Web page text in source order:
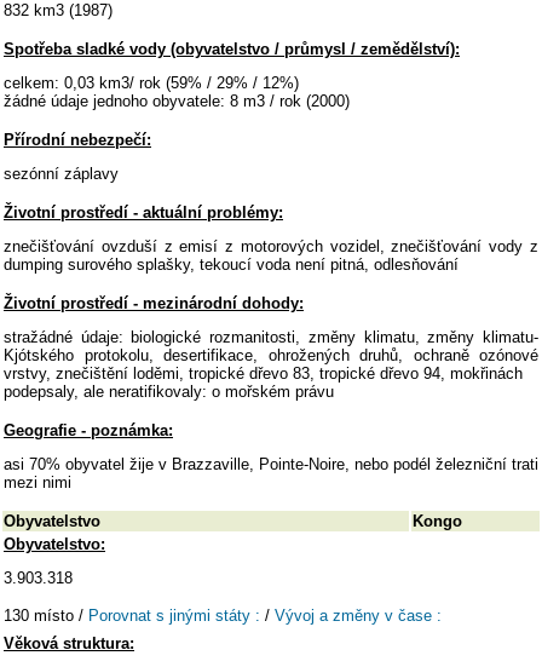
832 km3 (1987)
Spotřeba sladké vody (obyvatelstvo / průmysl / zemědělství):
celkem: 0,03 km3/ rok (59% / 29% / 12%)
žádné údaje jednoho obyvatele: 8 m3 / rok (2000)
Přírodní nebezpečí:
sezónní záplavy
Životní prostředí - aktuální problémy:
znečišťování ovzduší z emisí z motorových vozidel, znečišťování vody z
dumping surového splašky, tekoucí voda není pitná, odlesňování
Životní prostředí - mezinárodní dohody:
stražádné údaje: biologické rozmanitosti, změny klimatu, změny klimatu-
Kjótského protokolu, desertifikace, ohrožených druhů, ochraně ozónové
vrstvy, znečištění loděmi, tropické dřevo 83, tropické dřevo 94, mokřinách
podepsaly, ale neratifikovaly: o mořském právu
Geografie - poznámka:
asi 70% obyvatel žije v Brazzaville, Pointe-Noire, nebo podél železniční trati
mezi nimi
Obyvatelstvo
Kongo
Obyvatelstvo:
3.903.318
130 místo / Porovnat s jinými státy : / Vývoj a změny v čase :
Věková struktura: